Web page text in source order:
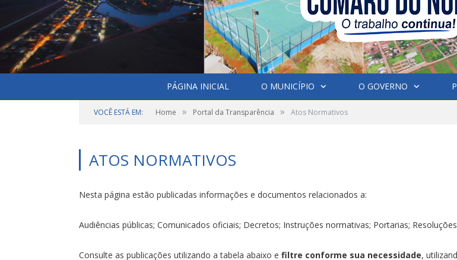
PÁGINA INICIAL O MUNICÍPIO O GOVERNO
VOCÊ ESTÁ EM: Home » Portal da Transparência » Atos Normativos
ATOS NORMATIVOS
Nesta página estão publicadas informações e documentos relacionados a:
Audiências públicas; Comunicados oficiais; Decretos; Instruções normativas; Portarias;
Consulte as publicações utilizando a tabela abaixo e filtre conforme sua necessidade,